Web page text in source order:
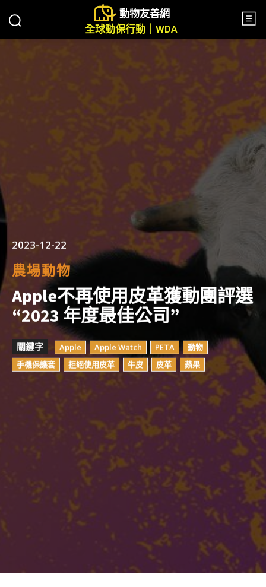
動物友善網
全球動保行動｜WDA
2023-12-22
農場動物
Apple不再使用皮革獲動團評選
“2023 年度最佳公司”
關鍵字 Apple Apple Watch PETA
動物
手機保護套
拒絕使用皮革 牛皮 皮革 蘋果